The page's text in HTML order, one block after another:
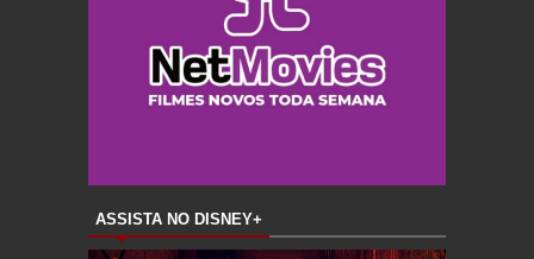
ASSISTA NO DISNEY+